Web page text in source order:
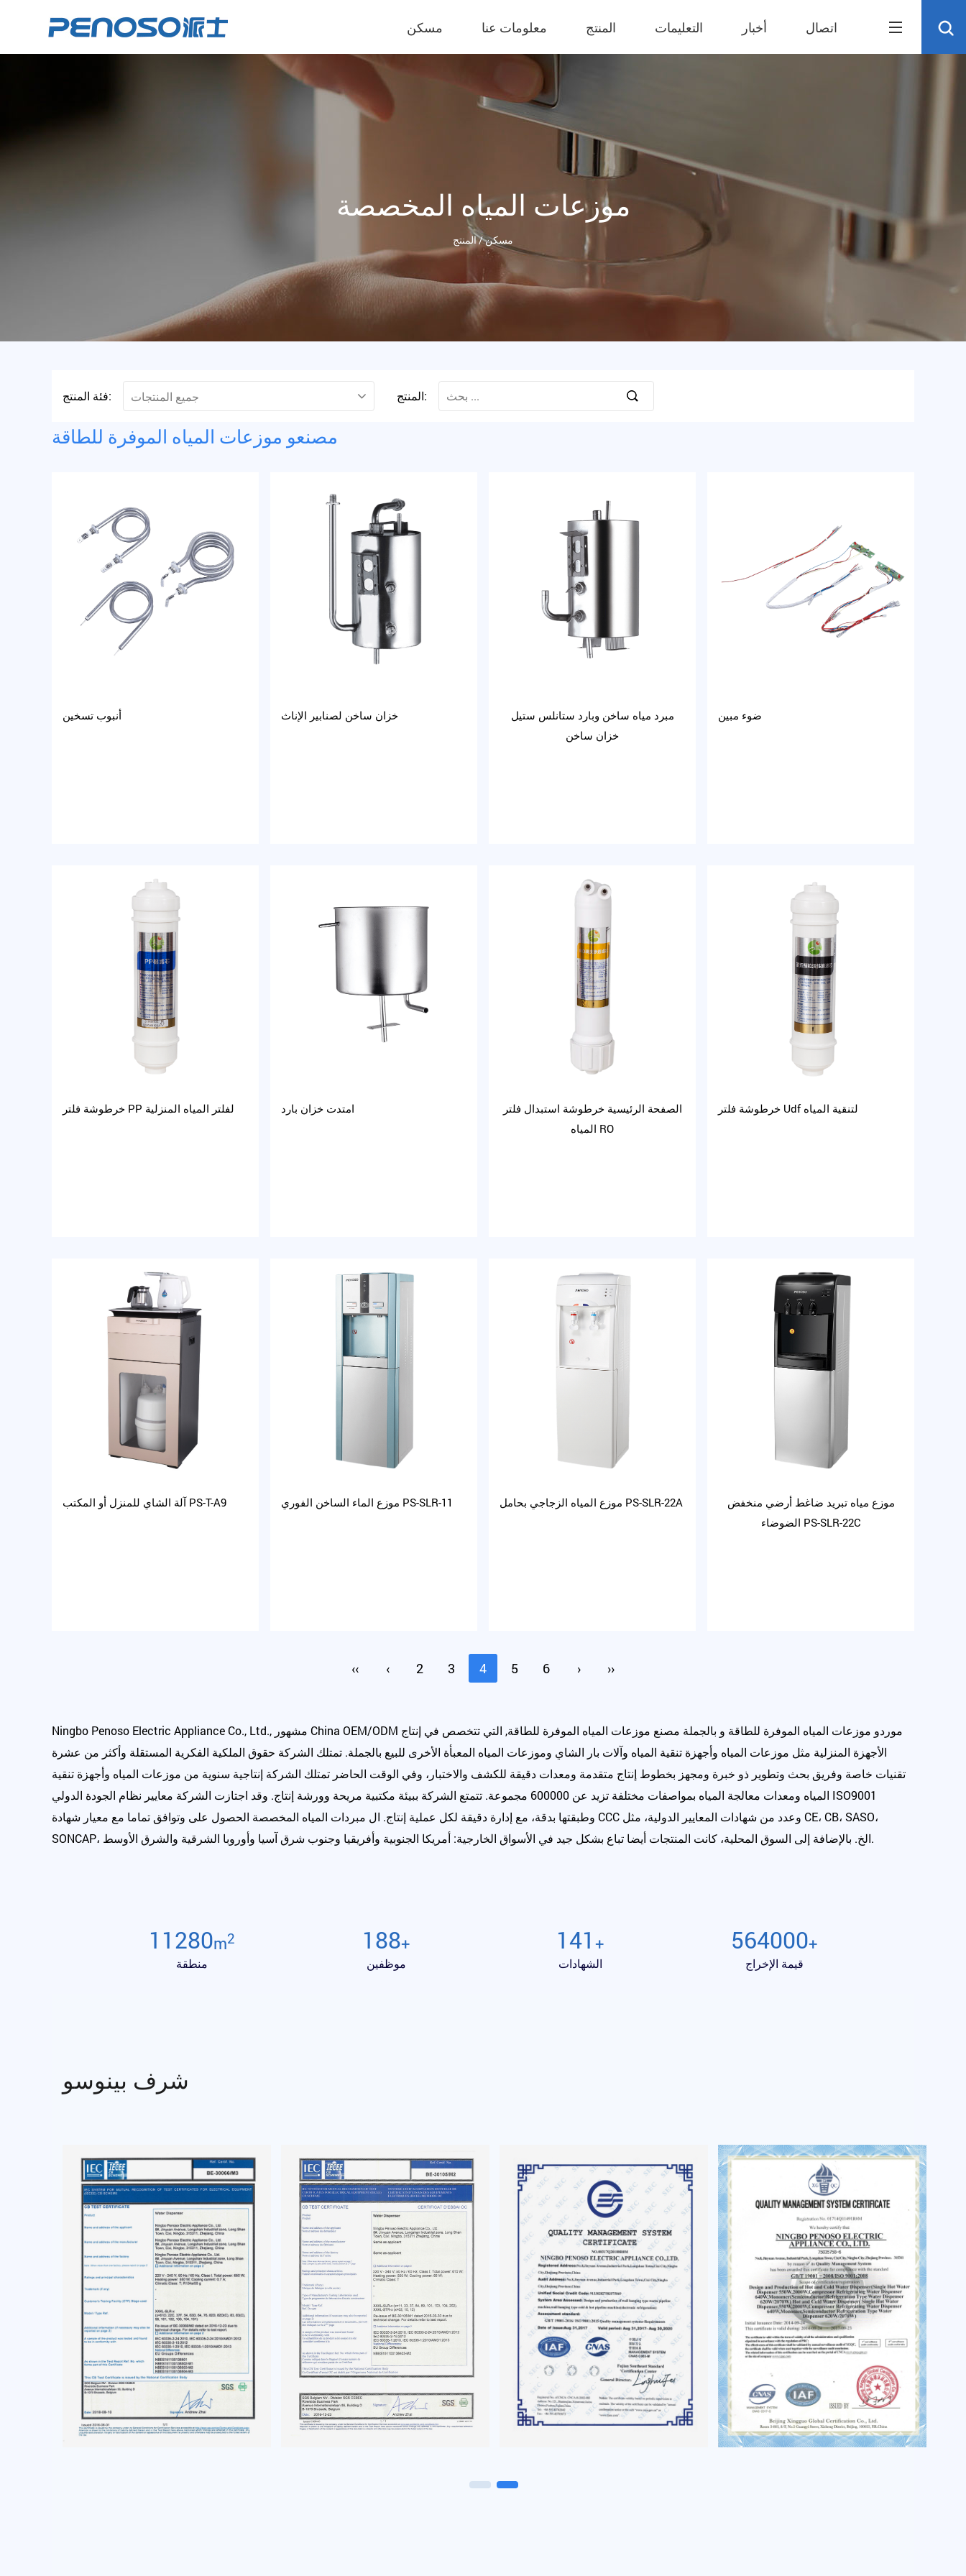
مسكن معلومات عنا المنتج التعليمات أخبار اتصال
موزعات المياه المخصصة
مسكن/المنتج
فئة المنتج: جميع المنتجات المنتج:
مصنعو موزعات المياه الموفرة للطاقة
أنبوب تسخين خزان ساخن لصنابير الإناث
مبرد مياه ساخن وبارد ستانلس ستيل
خزان ساخن
ضوء مبين
خرطوشة فلتر PP لفلتر المياه المنزلية امتدت خزان بارد
الصفحة الرئيسية خرطوشة استبدال فلتر
المياه RO
خرطوشة فلتر Udf لتنقية المياه
آلة الشاي للمنزل أو المكتب PS-T-A9 موزع الماء الساخن الفوري PS-SLR-11 موزع المياه الزجاجي بحامل PS-SLR-22A
موزع مياه تبريد ضاغط أرضي منخفض
الضوضاء PS-SLR-22C
‹‹ ‹ 2 3 4 5 6 › ››
Ningbo Penoso Electric Appliance Co., Ltd. China OEM/ODM موردو موزعات المياه الموفرة للطاقة و بالجملة مصنع موزعات المياه الموفرة للطاقة, التي تتخصص في إنتاج
الأجهزة المنزلية مثل موزعات المياه وأجهزة تنقية المياه وآلات بار الشاي وموزعات المياه المعبأة الأخرى للبيع بالجملة. تمتلك الشركة حقوق الملكية الفكرية المستقلة وأكثر من عشرة
تقنيات خاصة وفريق بحث وتطوير ذو خبرة ومجهز بخطوط إنتاج متقدمة ومعدات دقيقة للكشف والاختبار، وفي الوقت الحاضر تمتلك الشركة إنتاجية سنوية من موزعات المياه وأجهزة تنقية
المياه ومعدات معالجة المياه بمواصفات مختلفة تزيد عن 600000 مجموعة. تتمتع الشركة ببيئة مكتبية مريحة وورشة إنتاج. وقد اجتازت الشركة معايير نظام الجودة الدولي ISO9001
وطبقتها بدقة، مع إدارة دقيقة لكل عملية إنتاج. ال مبردات المياه المخصصة الحصول على وتوافق تماما مع معيار شهادة CCC وعدد من شهادات المعايير الدولية، مثل CE، CB، SASO،
SONCAP، الخ. بالإضافة إلى السوق المحلية، كانت المنتجات أيضا تباع بشكل جيد في الأسواق الخارجية: أمريكا الجنوبية وأفريقيا وجنوب شرق آسيا وأوروبا الشرقية والشرق الأوسط.
12000m2
منطقة
200+
موظفين
150 +
الشهادات
600000+
قيمة الإخراج
شرف بينوسو